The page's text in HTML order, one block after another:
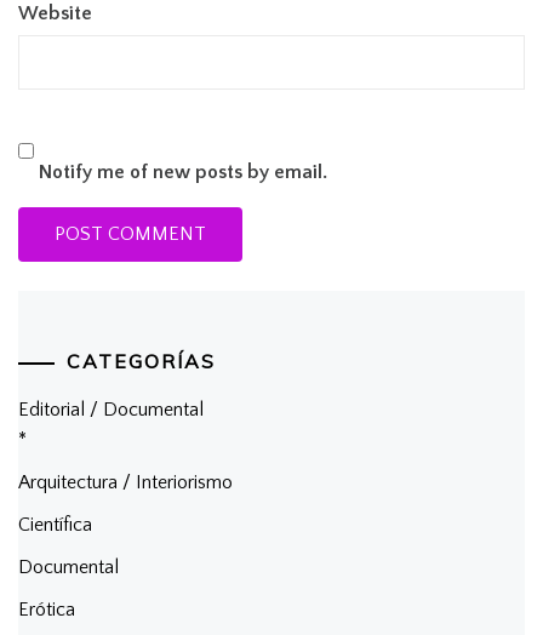
Website
Notify me of new posts by email.
CATEGORÍAS
Editorial / Documental
*
Arquitectura / Interiorismo
Científica
Documental
Erótica